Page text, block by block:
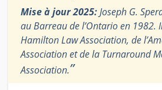
Mise à jour 2025:Joseph G.
au Barreau de l’Ontario en 1982.
Hamilton Law Association, de
Association et de la Turnaround
Association.”